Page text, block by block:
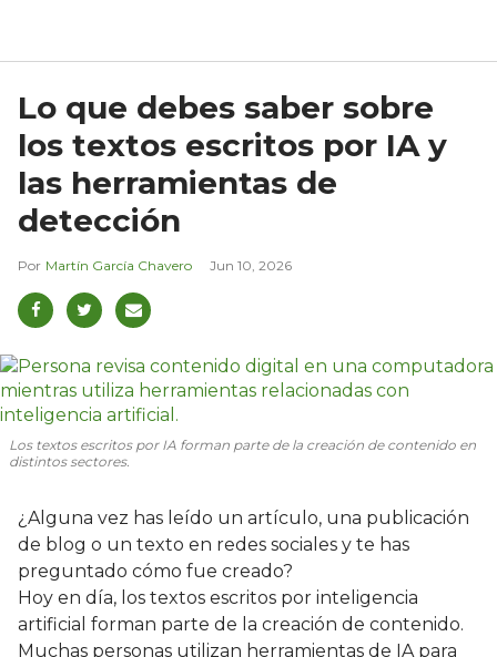
Lo que debes saber sobre
los textos escritos por IA y
las herramientas de
detección
Martín García Chavero Jun 10, 2026
Los textos escritos por IA forman parte de la creación de contenido en
distintos sectores.
¿Alguna vez has leído un artículo, una publicación
de blog o un texto en redes sociales y te has
preguntado cómo fue creado?
Hoy en día, los textos escritos por inteligencia
artificial forman parte de la creación de contenido.
Muchas personas utilizan herramientas de IA para